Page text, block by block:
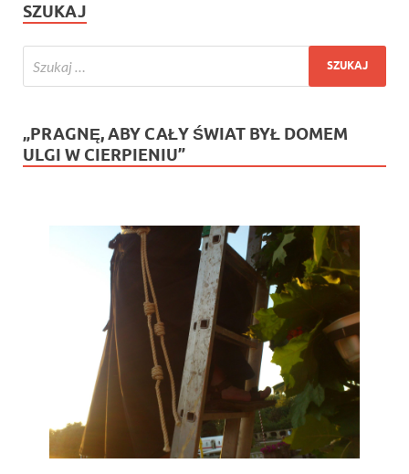
SZUKAJ
„PRAGNĘ, ABY CAŁY ŚWIAT BYŁ DOMEM
ULGI W CIERPIENIU”